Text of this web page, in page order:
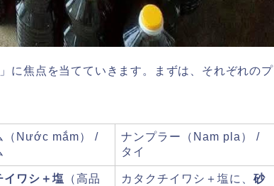
に焦点を当てていきます。まずは、それぞれのプ
（Nước mắm） /
ナンプラー（Nam pla） /
タイ
イワシ＋塩
（高品
カタクチイワシ＋塩に、 砂